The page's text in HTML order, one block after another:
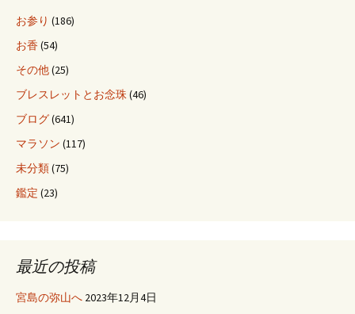
お参り (186)
お香(54)
その他(25)
ブレスレットとお念珠(46)
ブログ(641)
マラソン (117)
未分類(75)
鑑定 (23)
最近の投稿
宮島の弥山へ 2023年12月4日